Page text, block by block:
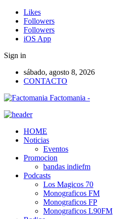
Likes
Followers
Followers
iOS App
Sign in
sábado, agosto 8, 2026
CONTACTO
Factomania -
HOME
Noticias
Eventos
Promocion
bandas indiefm
Podcasts
Los Magicos 70
Monograficos FM
Monograficos FP
Monograficos L90FM